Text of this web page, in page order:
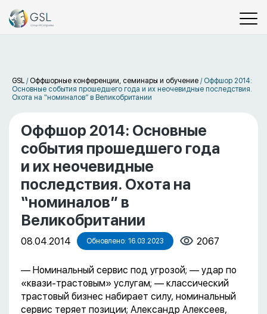
GSL / Оффшорные конференции, семинары и обучение / Оффшор 2014:
Основные события прошедшего года и их неочевидные последствия.
Охота на “номиналов” в Великобритании
Оффшор 2014: Основные
события прошедшего года
и их неочевидные
последствия. Охота на
“номиналов” в
Великобритании
08.04.2014 Обновлено: 16.03.2023 2067
— Номинальный сервис под угрозой; — удар по
«квази-трастовым» услугам; — классический
трастовый бизнес набирает силу, номинальный
сервис теряет позиции; Александр Алексеев,